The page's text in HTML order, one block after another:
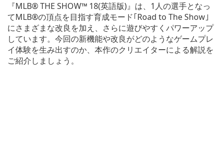
『MLB® THE SHOW™ 18(英語版)』は、1人の選手となっ
てMLB®の頂点を目指す育成モード｢Road to The Show｣
にさまざまな改良を加え、さらに遊びやすくパワーアップ
しています。今回の新機能や改良がどのようなゲームプレ
イ体験を生み出すのか、本作のクリエイターによる解説を
ご紹介しましょう。